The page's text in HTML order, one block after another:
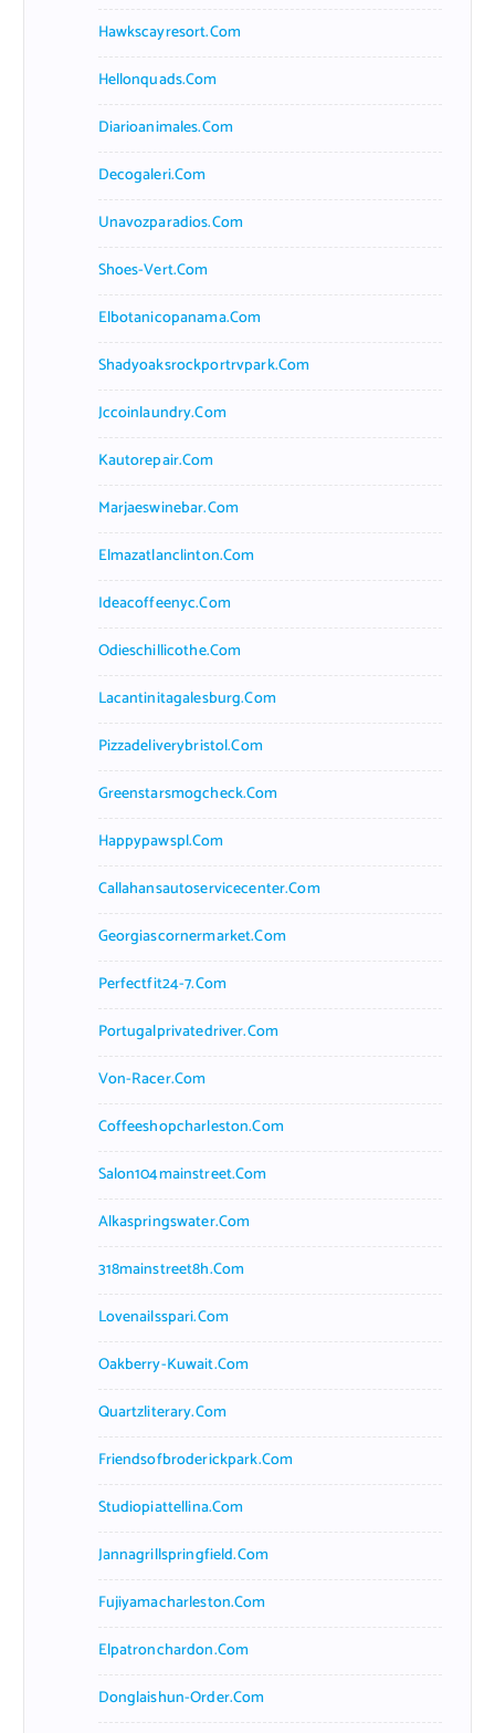
Hawkscayresort.com
Hellonquads.com
Diarioanimales.com
Decogaleri.com
Unavozparadios.com
Shoes-Vert.com
Elbotanicopanama.com
Shadyoaksrockportrvpark.com
Jccoinlaundry.com
Kautorepair.com
Marjaeswinebar.com
Elmazatlanclinton.com
Ideacoffeenyc.com
Odieschillicothe.com
Lacantinitagalesburg.com
Pizzadeliverybristol.com
Greenstarsmogcheck.com
Happypawspl.com
Callahansautoservicecenter.com
Georgiascornermarket.com
Perfectfit24-7.com
Portugalprivatedriver.com
Von-Racer.com
Coffeeshopcharleston.com
Salon104mainstreet.com
Alkaspringswater.com
318mainstreet8h.com
Lovenailsspari.com
Oakberry-Kuwait.com
Quartzliterary.com
Friendsofbroderickpark.com
Studiopiattellina.com
Jannagrillspringfield.com
Fujiyamacharleston.com
Elpatronchardon.com
Donglaishun-Order.com